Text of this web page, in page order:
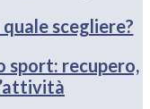
scegliere?
sport: recupero,